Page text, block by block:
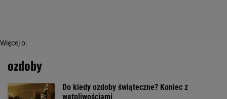
Więcej o:
ozdoby
Do kiedy ozdoby świąteczne? Koniec z
wątpliwościami